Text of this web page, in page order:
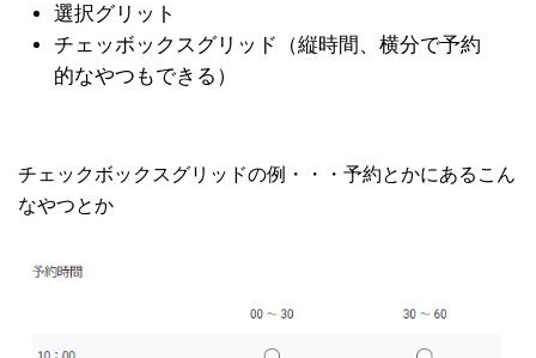
選択グリット
チェッボックスグリッド（縦時間、横分で予約
的なやつもできる）
チェックボックスグリッドの例・・・予約とかにあるこん
なやつとか